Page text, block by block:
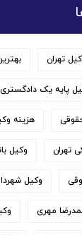
تهران
پایه یک
هزینه
تهران وکیل
وکیل
مهری